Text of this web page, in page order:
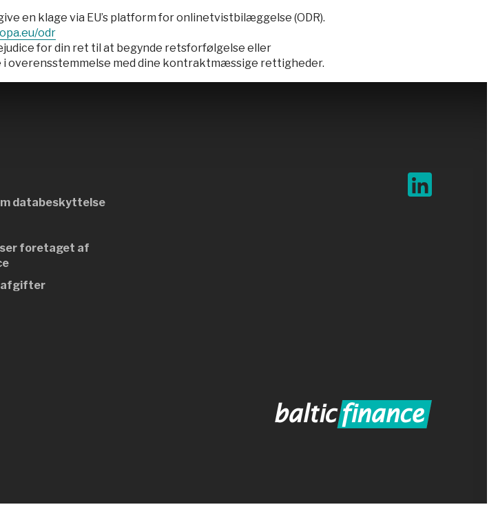
en klage via EU’s platform for onlinetvistbilæggelse (ODR).
odr
for din ret til at begynde retsforfølgelse eller
med dine kontraktmæssige rettigheder.
databeskyttelse
foretaget af
afgifter